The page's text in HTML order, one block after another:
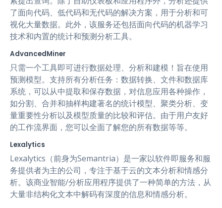
了面向代码、低代码和无代码的解决方案，用于分析和可
视化大量数据。此外，该服务还包括面向代码的机器学习
技术和内置的统计和预测分析工具。
AdvancedMiner
只需一个工具即可进行数据处理、分析和建模！旨在使用
预测模型。支持所有分析任务：数据转换、文件和数据库
系统，可以从中提取和保存数据，对信息应用各种操作，
如分割、合并和抽样构建著名的统计模型、聚类分析、变
量重要性分析以及模型质量的比较和评估。由于用户友好
的工作流界面，您可以全面了解您的所有数据等等。
Lexalytics
Lexalytics（前身为Semantria）是一家以软件即服务和服
务提供者为主的公司，专注于基于云的文本分析和情感分
析。该商业智能/分析应用程序提供了一种简单的方法，从
大量非结构化文本中解码有深度的信息和情感分析。